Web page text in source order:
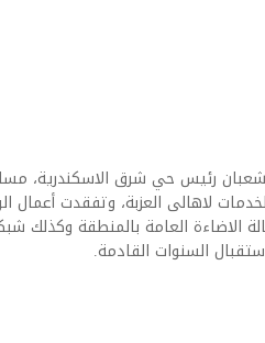
رئيس حي شرق الاسكندرية،
لاهالى العزبة، وتفقدت أعمال
الاضاءة العامة بالمنطقة وكذلك
السنوات القادمة.